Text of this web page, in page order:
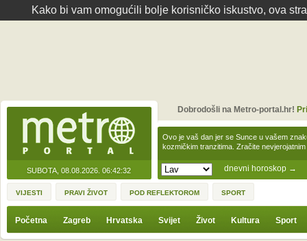
Kako bi vam omogućili bolje korisničko iskustvo, ova
SUBOTA, 08.08.2026. 06:42:32 dnevni horoskop →
Ovo je vaš dan jer se Sunce u vašem
kozmičkim tranzitima. Zračite
Dobrodošli na Metro-portal.hr!
VIJESTI PRAVI ŽIVOT POD REFLEKTOROM SPORT
Početna Zagreb Hrvatska Svijet Život Kultura Sport